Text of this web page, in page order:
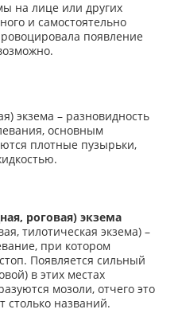
на лице или других
и самостоятельно
появление
экзема – разновидность
основным
плотные пузырьки,
роговая) экзема
тилотическая экзема) –
при котором
Появляется сильный
в этих местах
мозоли, отчего это
столько названий.